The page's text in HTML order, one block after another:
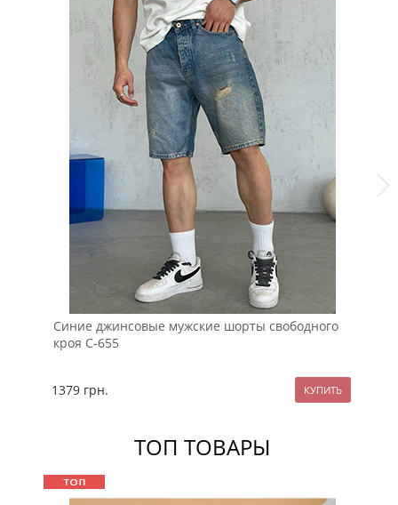
Синие джинсовые мужские шорты свободного
кроя С-655
1379 грн.
ТОП ТОВАРЫ